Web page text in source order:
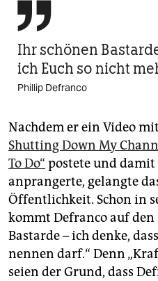

Ihr schönen
ich Euch so nicht
Phillip Defranco
Nachdem er ein Video
Shutting Down My
To Do“ postete und damit
anprangerte, gelangte
Öffentlichkeit. Schon in
kommt Defranco auf den
Bastarde – ich denke,
nennen darf.“ Denn
seien der Grund, dass